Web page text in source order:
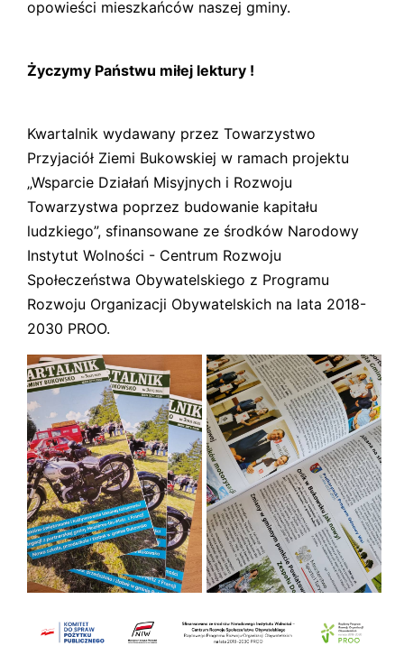
opowieści mieszkańców naszej gminy.
Życzymy Państwu miłej lektury !
Kwartalnik wydawany przez Towarzystwo
Przyjaciół Ziemi Bukowskiej w ramach projektu
„Wsparcie Działań Misyjnych i Rozwoju
Towarzystwa poprzez budowanie kapitału
ludzkiego”, sfinansowane ze środków Narodowy
Instytut Wolności - Centrum Rozwoju
Społeczeństwa Obywatelskiego z Programu
Rozwoju Organizacji Obywatelskich na lata 2018-
2030 PROO.